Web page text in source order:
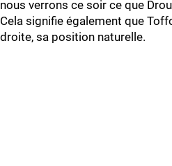
nous verrons ce soir ce que
Cela signifie également que
droite, sa position naturelle.